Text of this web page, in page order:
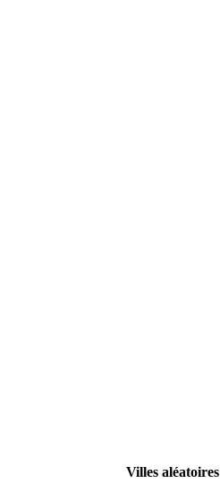
Villes aléatoires